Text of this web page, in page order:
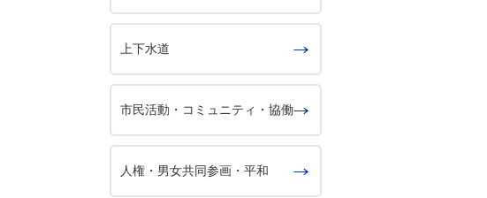
上下水道
市民活動・コミュニティ・協働
人権・男女共同参画・平和